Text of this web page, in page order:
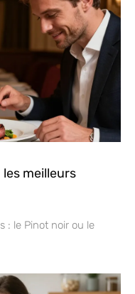
meilleurs
: le Pinot noir ou le